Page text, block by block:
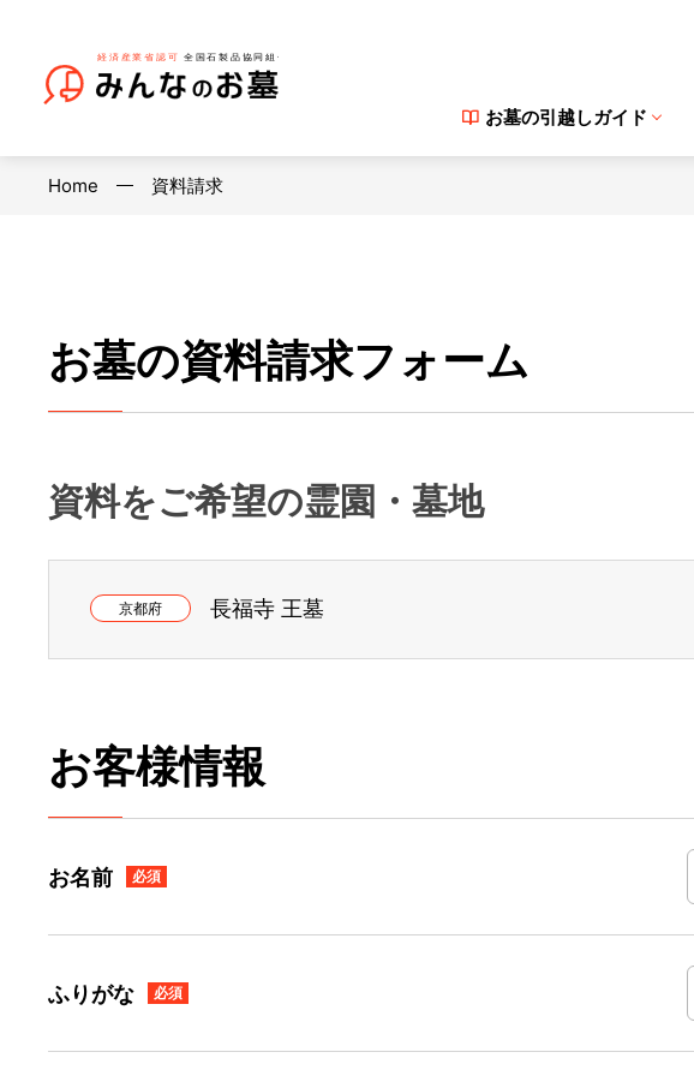
お墓の引越しガイド
Home 資料請求
お墓の資料請求フォーム
資料をご希望の霊園・墓地
京都府 長福寺 王墓
お客様情報
お名前 必須
ふりがな 必須